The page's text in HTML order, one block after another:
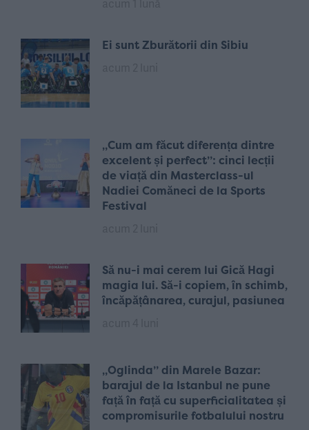
Ei sunt Zburătorii din Sibiu
„Cum am făcut diferența dintre
excelent și perfect”: cinci lecții
de viață din Masterclass-ul
Nadiei Comăneci de la Sports
Festival
Să nu-i mai cerem lui Gică Hagi
magia lui. Să-i copiem, în schimb,
încăpățânarea, curajul, pasiunea
„Oglinda” din Marele Bazar:
barajul de la Istanbul ne pune
față în față cu superficialitatea și
compromisurile fotbalului nostru